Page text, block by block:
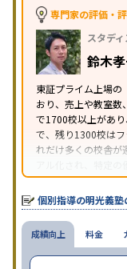
特徴
中高
の振
を利
習の
り
※2023年3月調査。小
専門家の評価・
スタデ
鈴木
東証プライム上場の
おり、売上や教室数
で1700校以上があ
で、残り1300校は
れだけ多くの校舎が
アル化され、特定
ることが推測される
個別指導の明光義
成績向上 料金